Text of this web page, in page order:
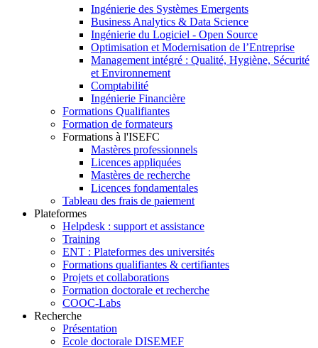
Ingénierie des Systèmes Emergents
Business Analytics & Data Science
Ingénierie du Logiciel - Open Source
Optimisation et Modernisation de l’Entreprise
Management intégré : Qualité, Hygiène, Sécurité
et Environnement
Comptabilité
Ingénierie Financière
Formations Qualifiantes
Formation de formateurs
Formations à l'ISEFC
Mastères professionnels
Licences appliquées
Mastères de recherche
Licences fondamentales
Tableau des frais de paiement
Plateformes
Helpdesk : support et assistance
Training
ENT : Plateformes des universités
Formations qualifiantes & certifiantes
Projets et collaborations
Formation doctorale et recherche
COOC-Labs
Recherche
Présentation
Ecole doctorale DISEMEF